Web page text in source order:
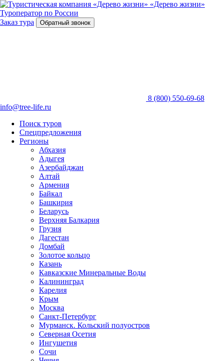
«Дерево жизни»
Туроператор по России
Заказ тура
Обратный звонок
8 (800) 550-69-68
info@tree-life.ru
Поиск туров
Спецпредложения
Регионы
Абхазия
Адыгея
Азербайджан
Алтай
Армения
Байкал
Башкирия
Беларусь
Верхняя Балкария
Грузия
Дагестан
Домбай
Золотое кольцо
Казань
Кавказские Минеральные Воды
Калининград
Карелия
Крым
Москва
Санкт-Петербург
Мурманск. Кольский полуостров
Северная Осетия
Ингушетия
Сочи